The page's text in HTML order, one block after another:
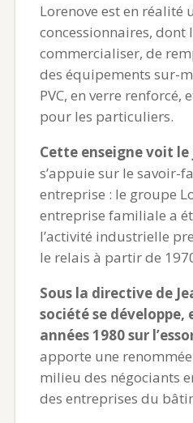
Lorenove est en réalité
concessionnaires, dont
commercialiser, de
des équipements sur-
PVC, en verre renforcé,
pour les particuliers.
Cette enseigne voit le
s’appuie sur le savoir-
entreprise : le groupe
entreprise familiale a
l’activité industrielle
le relais à partir de
Sous la directive de
société se développe,
années 1980 sur
apporte une
milieu des négociants
des entreprises du